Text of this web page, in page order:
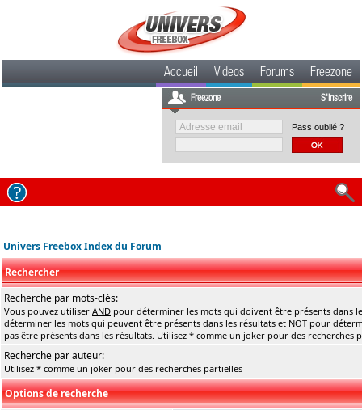
Accueil Videos Forums Freezone
Freezone S'inscrire
Pass oublié ?
Univers Freebox Index du Forum
Rechercher
Recherche par mots-clés:
Vous pouvez utiliser AND pour déterminer les mots qui doivent être présents dans
déterminer les mots qui peuvent être présents dans les résultats et NOT pour
pas être présents dans les résultats. Utilisez * comme un joker pour des recherches
Recherche par auteur:
Utilisez * comme un joker pour des recherches partielles
Options de recherche